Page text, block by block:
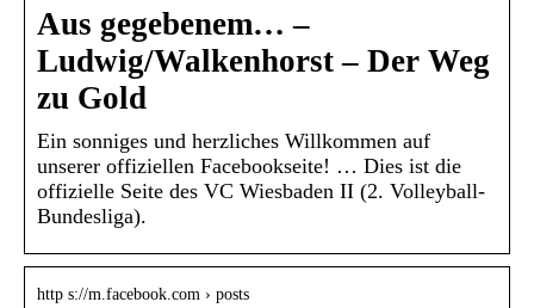
Aus gegebenem… –
Ludwig/Walkenhorst – Der Weg
zu Gold
Ein sonniges und herzliches Willkommen auf
unserer offiziellen Facebookseite! … Dies ist die
offizielle Seite des VC Wiesbaden II (2. Volleyball-
Bundesliga).
http s://m.facebook.com › posts